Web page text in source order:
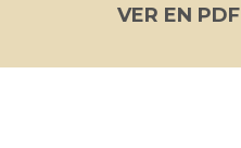
VER EN PDF